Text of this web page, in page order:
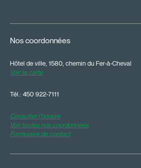
Nos coordonnées
Hôtel de ville, 1580, chemin du Fer-à-Cheval
Voir la carte
Tél.: 450 922-7111
Consulter l'horaire
Voir toutes nos coordonnées
Formulaire de contact